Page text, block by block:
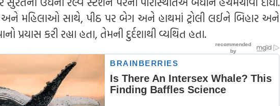
મહિલાઓ સાથે, પીઠ પર બેગ અને હાથમાં ટ્રોલી લઈને બિહાર અને
પ્રયાસ કરી રહ્યા હતા, તેમની દુર્દશાથી વ્યથિત હતા.